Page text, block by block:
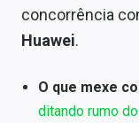
concorrência
Huawei.
O que mexe
ditando rumo